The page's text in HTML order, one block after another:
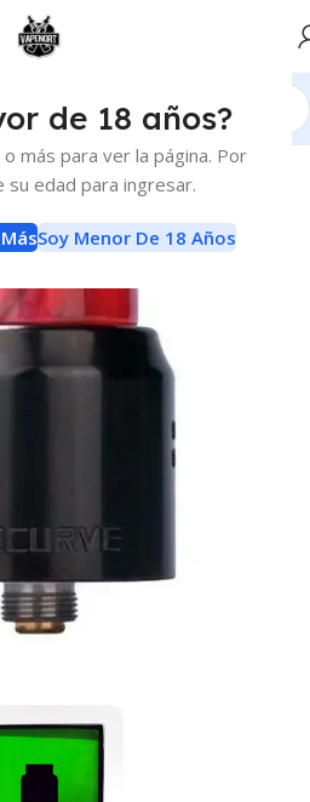
de 18 años?
más para ver la página. Por
edad para ingresar.
Soy Menor De 18 Años